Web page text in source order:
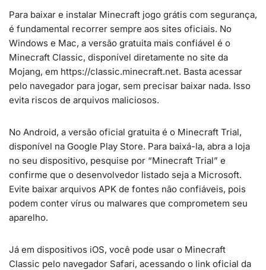
Para baixar e instalar Minecraft jogo grátis com segurança,
é fundamental recorrer sempre aos sites oficiais. No
Windows e Mac, a versão gratuita mais confiável é o
Minecraft Classic, disponível diretamente no site da
Mojang, em https://classic.minecraft.net. Basta acessar
pelo navegador para jogar, sem precisar baixar nada. Isso
evita riscos de arquivos maliciosos.
No Android, a versão oficial gratuita é o Minecraft Trial,
disponível na Google Play Store. Para baixá-la, abra a loja
no seu dispositivo, pesquise por “Minecraft Trial” e
confirme que o desenvolvedor listado seja a Microsoft.
Evite baixar arquivos APK de fontes não confiáveis, pois
podem conter vírus ou malwares que comprometem seu
aparelho.
Já em dispositivos iOS, você pode usar o Minecraft
Classic pelo navegador Safari, acessando o link oficial da